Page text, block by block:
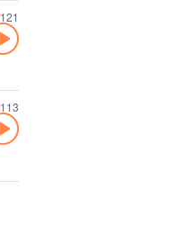
121
113